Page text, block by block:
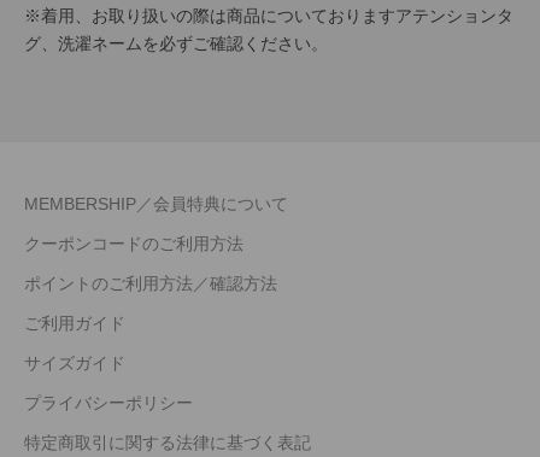
※着用、お取り扱いの際は商品についておりますアテンションタ
グ、洗濯ネームを必ずご確認ください。
MEMBERSHIP／会員特典について
クーポンコードのご利用方法
ポイントのご利用方法／確認方法
ご利用ガイド
サイズガイド
プライバシーポリシー
特定商取引に関する法律に基づく表記